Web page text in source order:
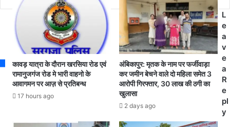
r
गि
नों
को
त्रा
क्षि
का
कावड़ यात्रा के दौरान खरसिया रोड एवं
रामानुजगंज रोड मे भारी वाहनो के
आवागमन पर आज़ से प्रतिबन्ध
17 hours ago
अंबिकापुर: मृतक के नाम पर फर्जीवाड़ा
कर जमीन बेचने वाले दो महिला समेत 3
आरोपी गिरफ्तार, 30 लाख की ठगी का
खुलासा
2 days ago
L
e
a
v
e
a
R
e
pl
y